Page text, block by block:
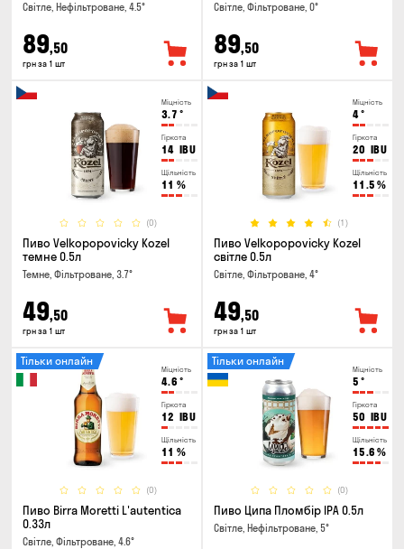
Світле, Нефільтроване, 4.5°
89,50
грн за 1 шт
Світле, Фільтроване, 0°
89,50
грн за 1 шт
Міцність
3.7 °
Гіркота
14 IBU
Щільність
11 %
(0)
Пиво Velkopopovicky Kozel
темне 0.5л
Темне, Фільтроване, 3.7°
49,50
грн за 1 шт
Міцність
4°
Гіркота
20 IBU
Щільність
11.5 %
(1)
Пиво Velkopopovicky Kozel
світле 0.5л
Світле, Фільтроване, 4°
49,50
грн за 1 шт
Міцність
4.6 °
Гіркота
12 IBU
Щільність
11 %
(0)
Тільки онлайн
Пиво Birra Moretti L'autentica
0.33л
Світле, Фільтроване, 4.6°
Міцність
5 °
Гіркота
50 IBU
Щільність
15.6 %
(0)
Тільки онлайн
Пиво Ципа Пломбір IPA 0.5л
Світле, Нефільтроване, 5°